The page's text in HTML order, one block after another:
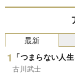
最新
「つまらない人
古川武士